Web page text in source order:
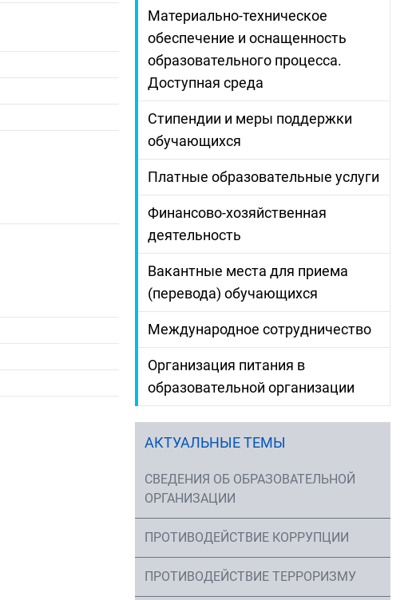
Материально-техническое
обеспечение и оснащенность
образовательного процесса.
Доступная среда
Стипендии и меры поддержки
обучающихся
Платные образовательные услуги
Финансово-хозяйственная
деятельность
Вакантные места для приема
(перевода) обучающихся
Международное сотрудничество
Организация питания в
образовательной организации
АКТУАЛЬНЫЕ ТЕМЫ
СВЕДЕНИЯ ОБ ОБРАЗОВАТЕЛЬНОЙ
ОРГАНИЗАЦИИ
ПРОТИВОДЕЙСТВИЕ КОРРУПЦИИ
ПРОТИВОДЕЙСТВИЕ ТЕРРОРИЗМУ